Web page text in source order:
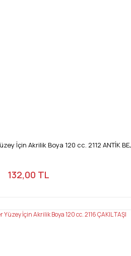
İçin Akrilik Boya 120 cc. 2112 ANTİK
132,00 TL